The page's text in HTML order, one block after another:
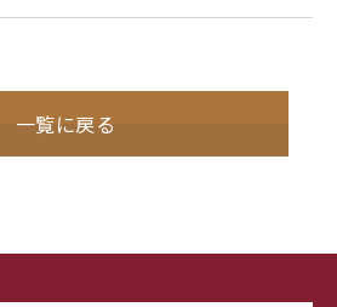
一覧に戻る